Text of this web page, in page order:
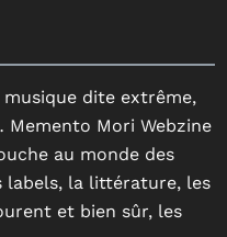
musique dite extrême,
Mori Webzine
au monde des
labels, la littérature, les
et bien sûr, les